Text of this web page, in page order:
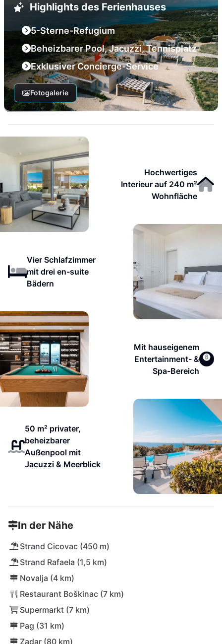
Highlights des Ferienhauses
5-Sterne-Refugium
Beheizbarer Pool, Jacuzzi, Tennisplatz
Exklusiver Concierge-Service
Fotogalerie
Hochwertiges
Interieur auf 240 m²
Wohnfläche
Vier Schlafzimmer
mit drei en-suite
Bädern
Mit hauseigenem
Entertainment- &
Spa-Bereich
50 m² privater,
beheizbarer
Außenpool mit
Jacuzzi & Meerblick
In der Nähe
Strand Cicovac (450 m)
Strand Rafaela (1,5 km)
Novalja (4 km)
Restaurant Boškinac (7 km)
Supermarkt (7 km)
Pag (31 km)
Zadar (80 km)